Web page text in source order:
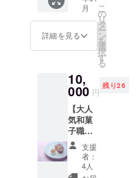
リーを
数量限
定でご
まし
た。 こ
こでし
か絶対
に変え
ない限
定の商
品で
す。 さ
インス
タグラ
ムで大
人気の
GYARA
akene_
kataok
a)の ク
ラウド
ファン
ディン
グオリ
ジナル
トート
月
詳細を見る
こ
の
リ
タ
ー
ン
を
選
択
す
る
10,
000 円
残り26
【大人
気和菓
子職人
さんの
う さん
の和菓
子＋お
支援
者：
4人